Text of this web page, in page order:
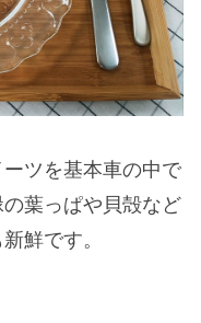
ツを基本車の中で
葉っぱや貝殻など
鮮です。